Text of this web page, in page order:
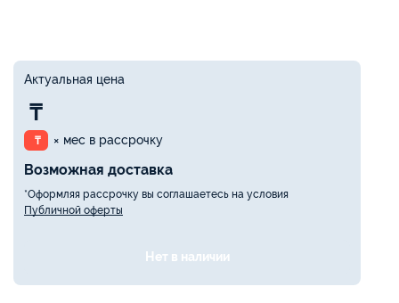
Актуальная цена
₸
₸ × мес в рассрочку
Возможная доставка
*Оформляя рассрочку вы соглашаетесь на условия
Публичной оферты
Нет в наличии